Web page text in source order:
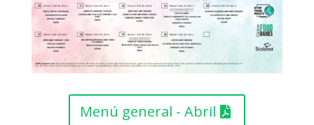
Menú general - Abril